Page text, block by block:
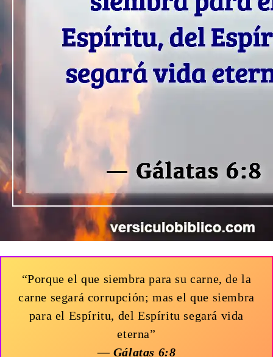
“Porque el que siembra para su carne, de la
carne segará corrupción; mas el que siembra
para el Espíritu, del Espíritu segará vida
eterna”
— Gálatas 6:8